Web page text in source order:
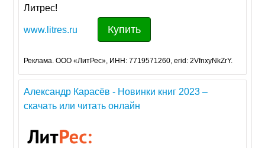
Литрес!
www.litres.ru Купить
Реклама. ООО «ЛитРес», ИНН: 7719571260, erid: 2VfnxyNkZrY.
Александр Карасёв - Новинки книг 2023 –
скачать или читать онлайн